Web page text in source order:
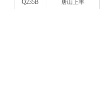
Q235B 唐山正丰